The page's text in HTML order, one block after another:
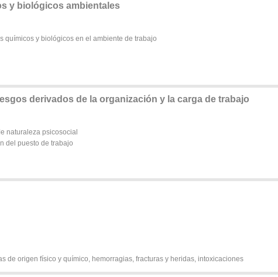
y biológicos ambientales
químicos y biológicos en el ambiente de trabajo
derivados de la organización y la carga de trabajo
naturaleza psicosocial
del puesto de trabajo
de origen físico y químico, hemorragias, fracturas y heridas, intoxicaciones